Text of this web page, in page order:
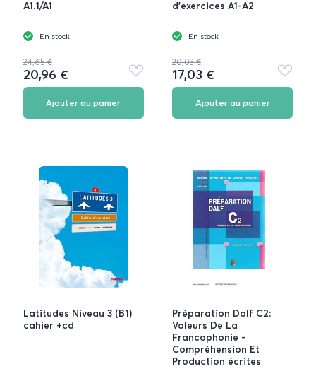
A1.1/A1
En stock
24,65 €
20,96 €
Ajouter
aux
Ajouter au panier
d'exercices A1-A2
En stock
20,03 €
17,03 €
Ajouter
aux
Ajouter au panier
Latitudes Niveau 3 (B1)
cahier +cd
Préparation Dalf C2:
Valeurs De La
Francophonie -
Compréhension Et
Production écrites